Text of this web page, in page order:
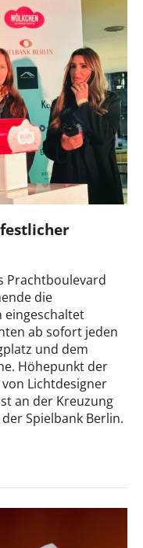
Prachtboulevard
die
eingeschaltet
ab sofort jeden
und dem
Höhepunkt der
Lichtdesigner
an der Kreuzung
Spielbank Berlin.